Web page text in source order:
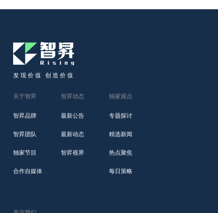
发现价值 创造价值
关于智昇
智昇品牌
智昇团队
独家节目
合作自媒体
智昇动态
最新公告
最新动态
智昇视界
独家观点
专题探讨
精选新闻
热点聚焦
每日策略